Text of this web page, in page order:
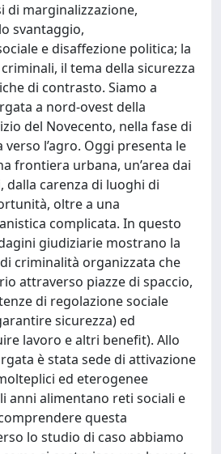
di marginalizzazione,
svantaggio,
e disaffezione politica; la
il tema della sicurezza
di contrasto. Siamo a
a nord-ovest della
del Novecento, nella fase di
l’agro. Oggi presenta le
frontiera urbana, un’area dai
dalla carenza di luoghi di
oltre a una
complicata. In questo
giudiziarie mostrano la
criminalità organizzata che
attraverso piazze di spaccio,
di regolazione sociale
sicurezza) ed
lavoro e altri benefit). Allo
è stata sede di attivazione
ed eterogenee
anni alimentano reti sociali e
questa
lo studio di caso abbiamo